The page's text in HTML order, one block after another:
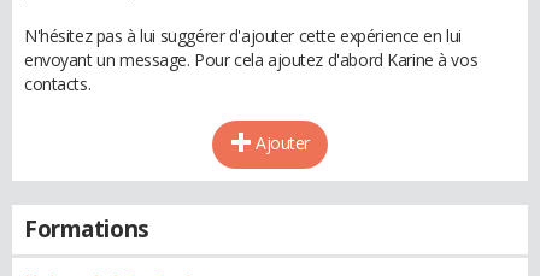
N'hésitez pas à lui suggérer d'ajouter cette expérience en lui
envoyant un message. Pour cela ajoutez d'abord Karine à vos
contacts.
Ajouter
Formations